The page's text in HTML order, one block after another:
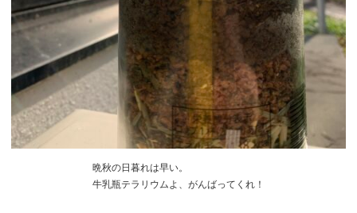
晩秋の日暮れは早い。
牛乳瓶テラリウムよ、がんばってくれ！